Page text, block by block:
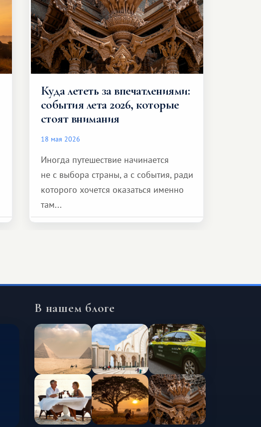
Куда лететь за впечатлениями:
события лета 2026, которые
стоят внимания
18 мая 2026
Иногда путешествие начинается
не с выбора страны, а с события, ради
которого хочется оказаться именно
там...
В нашем блоге